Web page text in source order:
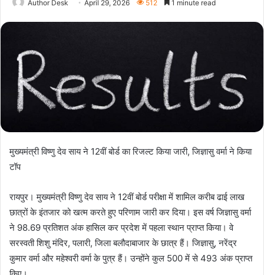
Author Desk April 29, 2026 512 1 minute read
मुख्यमंत्री विष्णु देव साय ने 12वीं बोर्ड का रिजल्ट किया जारी, जिज्ञासु वर्मा ने किया
टॉप
रायपुर। मुख्यमंत्री विष्णु देव साय ने 12वीं बोर्ड परीक्षा में शामिल करीब ढाई लाख
छात्रों के इंतजार को खत्म करते हुए परिणाम जारी कर दिया। इस वर्ष जिज्ञासु वर्मा
ने 98.69 प्रतिशत अंक हासिल कर प्रदेश में पहला स्थान प्राप्त किया। वे
सरस्वती शिशु मंदिर, पलारी, जिला बलौदाबाजार के छात्र हैं। जिज्ञासु, नरेंद्र
कुमार वर्मा और महेश्वरी वर्मा के पुत्र हैं। उन्होंने कुल 500 में से 493 अंक प्राप्त